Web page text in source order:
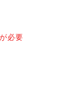
必要